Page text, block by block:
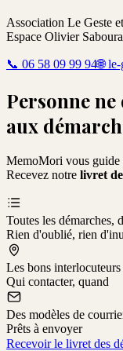
Association Le Geste
Espace Olivier
📞 06 58 09 99 94🌐 le-
Personne ne
aux
MemoMori vous guide
Recevez notre livret
Toutes les démarches,
Rien d'oublié, rien
Les bons interlocuteurs
Qui contacter, quand
Des modèles de
Prêts à envoyer
Recevoir le livret des